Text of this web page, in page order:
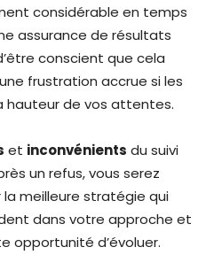
considérable en temps
assurance de résultats
conscient que cela
frustration accrue si les
hauteur de vos attentes.
et inconvénients du suivi
un refus, vous serez
meilleure stratégie qui
dans votre approche et
opportunité d’évoluer.